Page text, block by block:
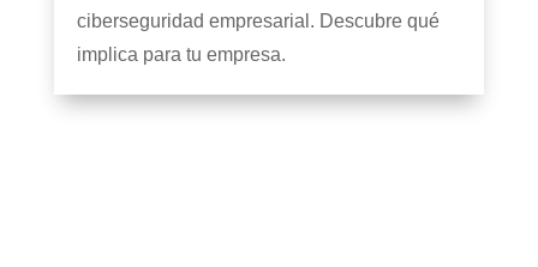
ciberseguridad empresarial. Descubre qué
implica para tu empresa.